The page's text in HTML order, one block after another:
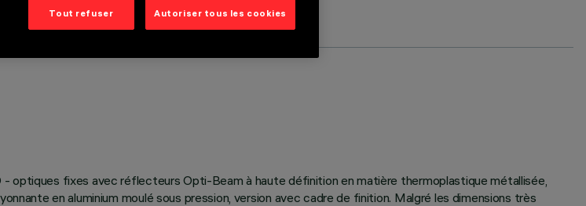
optiques fixes avec réflecteurs Opti-Beam à haute définition en matière thermoplastique métallisée,
en aluminium moulé sous pression, version avec cadre de finition. Malgré les dimensions très
Tout refuser Autoriser tous les cookies